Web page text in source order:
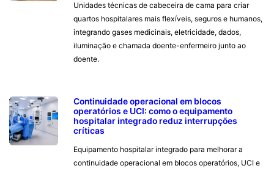
Unidades técnicas de cabeceira de cama para criar
quartos hospitalares mais flexíveis, seguros e humanos,
integrando gases medicinais, eletricidade, dados,
iluminação e chamada doente-enfermeiro junto ao
doente.
Continuidade operacional em blocos
operatórios e UCI: como o equipamento
hospitalar integrado reduz interrupções
críticas
Equipamento hospitalar integrado para melhorar a
continuidade operacional em blocos operatórios, UCI e